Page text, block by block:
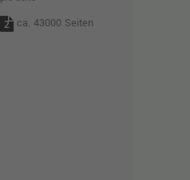
2 ca. 43000 Seiten